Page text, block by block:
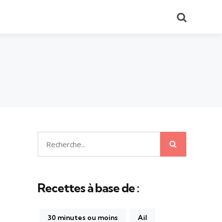
Recherche
pour:
Recettes à base de :
30 minutes ou moins Ail